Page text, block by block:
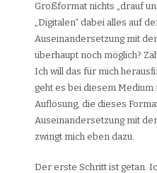
Großformat nichts „drauf
„Digitalen“ dabei alles auf
Auseinandersetzung mit
überhaupt noch möglich?
Ich will das für mich
geht es bei diesem Medium
Auflösung, die dieses
Auseinandersetzung mit
zwingt mich eben dazu.
Der erste Schritt ist getan.